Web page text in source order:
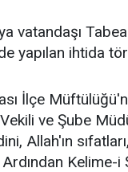
vatandaşı
yapılan ihtida
İlçe
ve Şube
Allah'ın
Kelime-